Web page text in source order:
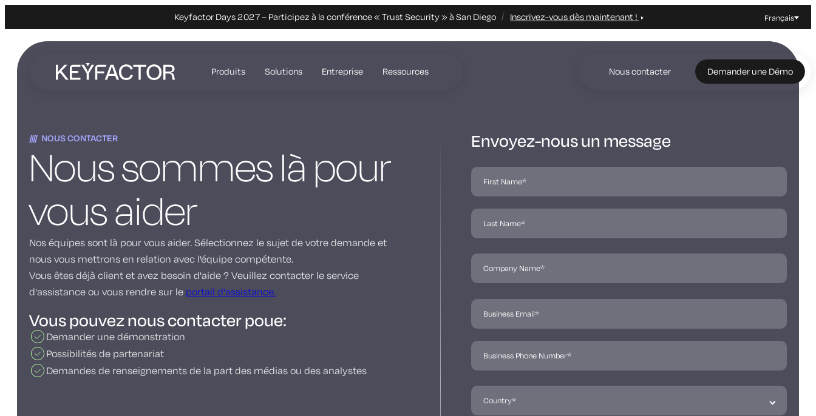
Keyfactor Days 2027 – Participez à la conférence « Trust Security » à San Diego Inscrivez-vous dès maintenant ! Français
Aller
contenu
Produits Solutions Entreprise Ressources Nous contacter Demander une Démo
NOUS CONTACTER
Nous sommes là pour
vous aider
Nos équipes sont là pour vous aider. Sélectionnez le sujet de votre demande et
nous vous mettrons en relation avec l'équipe compétente.
Vous êtes déjà client et avez besoin d'aide ? Veuillez contacter le service
d'assistance ou vous rendre sur le portail d'assistance.
Vous pouvez nous contacter poue:
Demander une démonstration
Possibilités de partenariat
Demandes de renseignements de la part des médias ou des analystes
Envoyez-nous un message